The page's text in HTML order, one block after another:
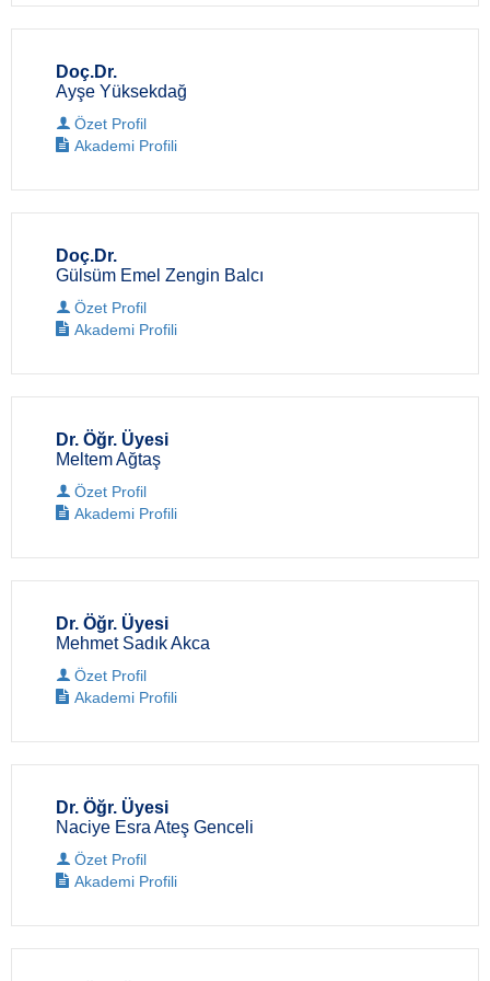
Doç.Dr.
Ayşe Yüksekdağ
Özet Profil
Akademi Profili
Doç.Dr.
Gülsüm Emel Zengin Balcı
Özet Profil
Akademi Profili
Dr. Öğr. Üyesi
Meltem Ağtaş
Özet Profil
Akademi Profili
Dr. Öğr. Üyesi
Mehmet Sadık Akca
Özet Profil
Akademi Profili
Dr. Öğr. Üyesi
Naciye Esra Ateş Genceli
Özet Profil
Akademi Profili